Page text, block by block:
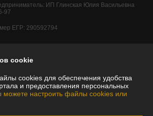
ИП Глинская Юлия Васильевна
97
ЕГР: 290592794
Минский горисполком
20.05.2014
лицензию
cookie
cookies для обеспечения удобства
и предоставления персональных
можете настроить файлы cookies или